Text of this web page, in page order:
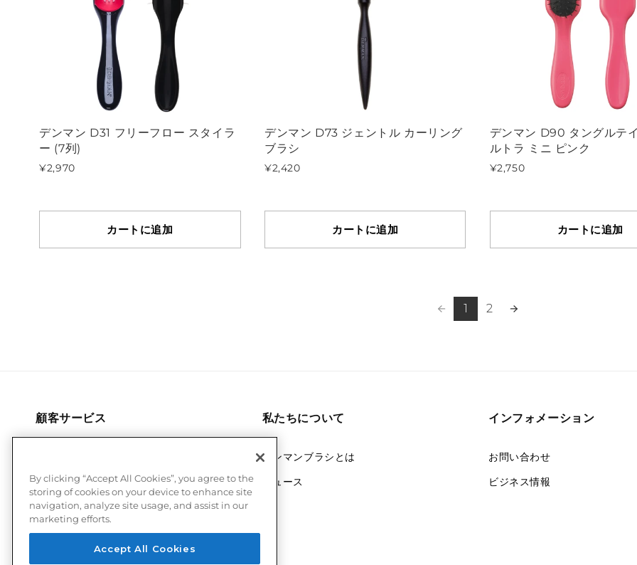
デンマン D31 フリーフロー スタイラ
ー (7列)
¥2,970
カートに追加
デンマン D73 ジェントル カーリング
ブラシ
¥2,420
カートに追加
デンマン D90 タングルテ
ルトラ ミニ ピンク
¥2,750
カートに追加
1 2
顧客サービス
返品について
利用規約
私たちについて
デンマンブラシとは
ニュース
インフォメーション
お問い合わせ
ビジネス情報
By clicking “Accept All Cookies”, you agree to the
storing of cookies on your device to enhance site
navigation, analyze site usage, and assist in our
marketing efforts.
Accept All Cookies